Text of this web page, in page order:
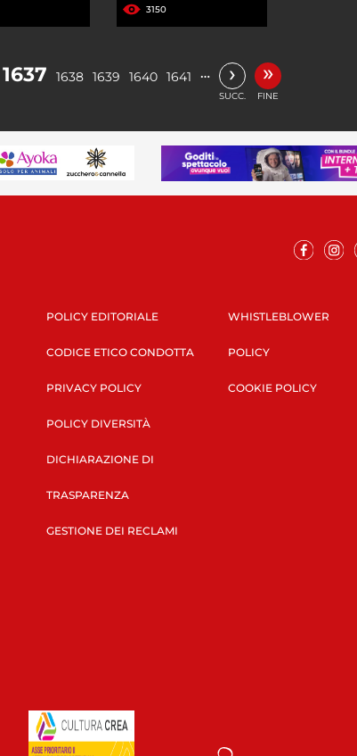
3150
1637 1638 1639 1640 1641 … ›
SUCC.
»
FINE
POLICY EDITORIALE
CODICE ETICO CONDOTTA
PRIVACY POLICY
POLICY DIVERSITÀ
DICHIARAZIONE DI
TRASPARENZA
GESTIONE DEI RECLAMI
WHISTLEBLOWER
POLICY
COOKIE POLICY